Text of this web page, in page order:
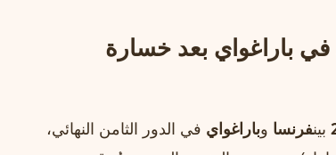
باراغواي بعد خسارة
بينفرنسا وباراغواي في الدور الثامن النهائي،